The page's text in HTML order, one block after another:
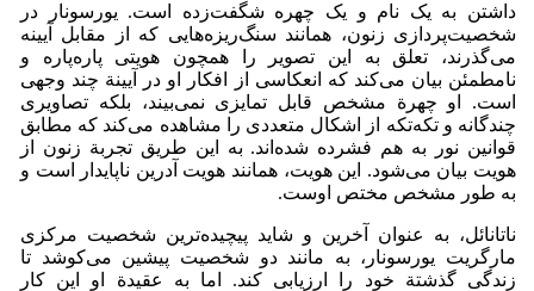
داشتن به یک نام و یک چهره شگفت‌زده است. یورسونار در
شخصیت‌پردازی زنون، همانند سنگ‌ریزه‌هایی که از مقابل آیینه
می‌گذرند، تعلق به این تصویر را همچون هویتی پاره‌پاره و
نامطمئن بیان می‌کند که انعکاسی از افکار او در آیینة چند وجهی
است. او چهرة مشخص قابل تمایزی نمی‌بیند، بلکه تصاویری
چندگانه و تکه‌تکه از اشکال متعددی را مشاهده می‌کند که مطابق
قوانین نور به هم فشرده شده‌اند. به این طریق تجربة زنون از
هویت بیان می‌شود. این هویت، همانند هویت آدرین ناپایدار است و
به طور مشخص مختص اوست.
ناتانائل، به عنوان آخرین و شاید پیچیده‌ترین شخصیت مرکزی
مارگریت یورسونار، به مانند دو شخصیت پیشین می‌کوشد تا
زندگی گذشتة خود را ارزیابی کند. اما به عقیدة او این کار